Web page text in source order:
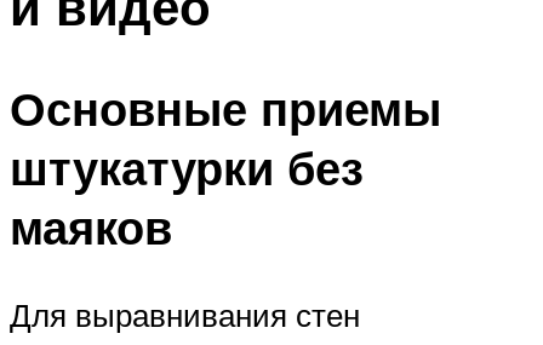
Основные приемы
штукатурки без
маяков
Для выравнивания стен